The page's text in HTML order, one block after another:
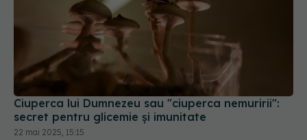
Ciuperca lui Dumnezeu sau "ciuperca nemuririi":
secret pentru glicemie și imunitate
22 mai 2025, 15:15